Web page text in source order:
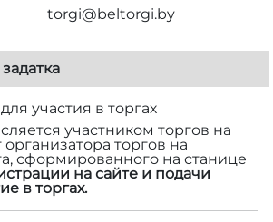
torgi@beltorgi.by
участия в торгах
участником торгов на
торгов на
сформированного на станице
на сайте и подачи
в торгах.